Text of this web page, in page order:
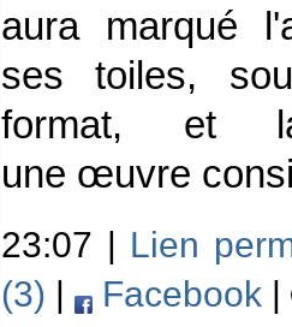
aura marqué
ses toiles,
format, et
une œuvre
23:07 | Lien
(3) | Facebook |